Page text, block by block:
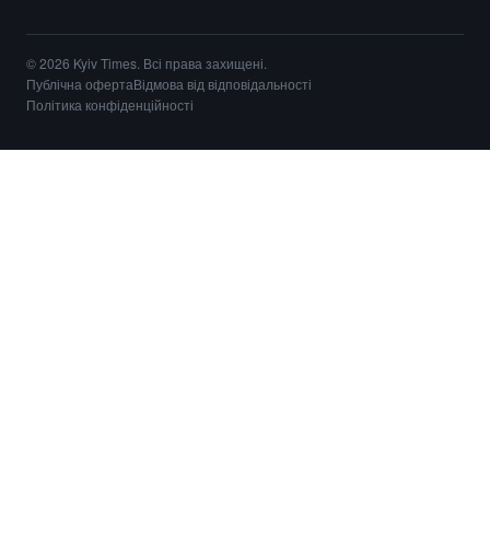
© 2026 Kyiv Times. Всі права захищені.
Публічна офертаВідмова від відповідальності
Політика конфіденційності